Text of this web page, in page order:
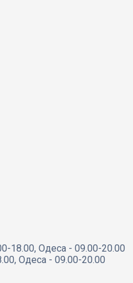
18.00, Одеса - 09.00-20.00
Одеса - 09.00-20.00